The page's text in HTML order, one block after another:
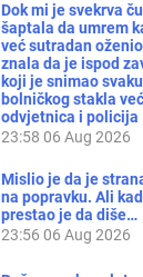
Dok mi je svekrva
šaptala da umrem
već sutradan
znala da je ispod
koji je snimao
bolničkog stakla
odvjetnica i policija
23:58 06 Aug 2026
Mislio je da je
na popravku. Ali
prestao je da diše…
23:56 06 Aug 2026